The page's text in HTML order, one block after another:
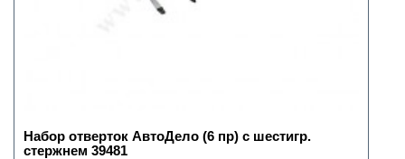
Набор отверток АвтоДело (6 пр) с шестигр.
стержнем 39481